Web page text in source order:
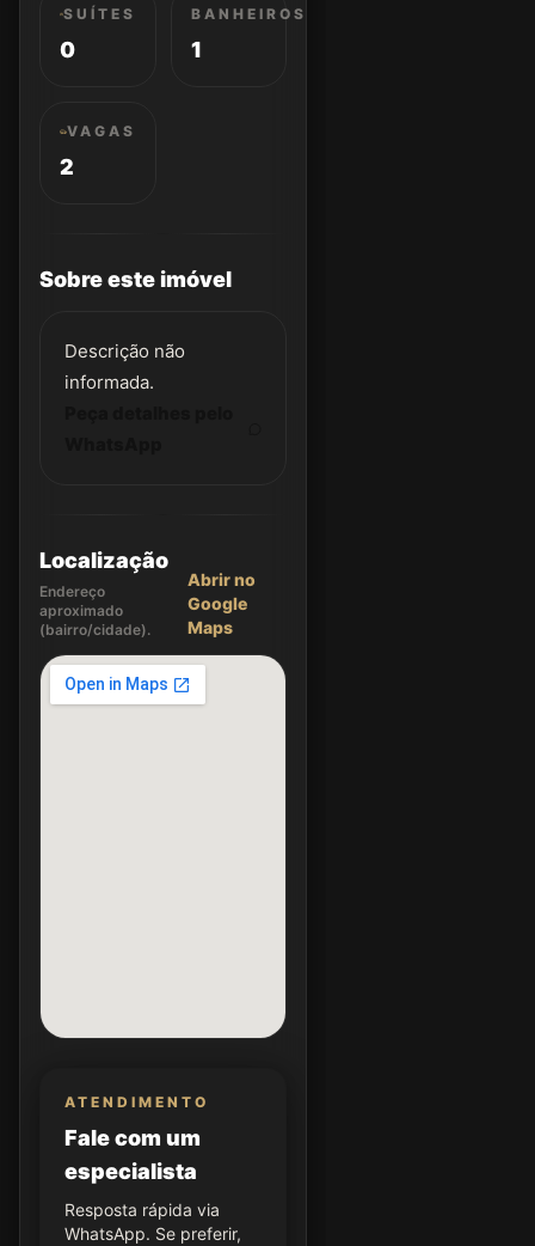
SUÍTES
0
BANHEIROS
1
VAGAS
2
Sobre este imóvel
Descrição não
informada.
Localização
Endereço
aproximado
(bairro/cidade).
Abrir no
Google
Maps
ATENDIMENTO
Fale com um
especialista
Resposta rápida via
WhatsApp. Se preferir,